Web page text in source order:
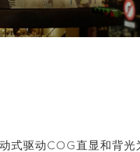
式驱动COG直显和背光